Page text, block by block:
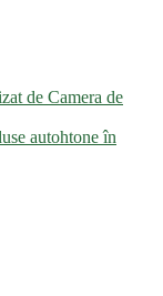
de Camera de
autohtone în